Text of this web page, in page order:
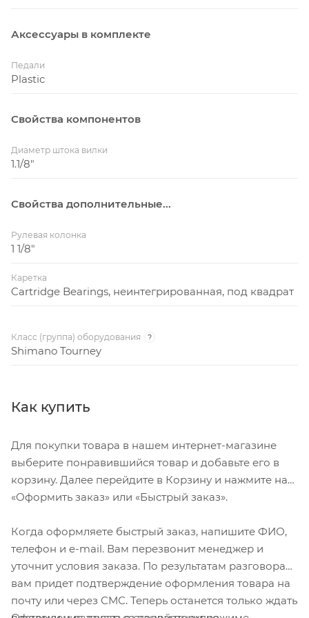
Аксессуары в комплекте
Педали
Plastic
Свойства компонентов
Диаметр штока вилки
1.1/8"
Свойства дополнительные...
Рулевая колонка
1 1/8"
Каретка
Cartridge Bearings, неинтегрированная, под квадрат
Класс (группа) оборудования ?
Shimano Tourney
Как купить
Для покупки товара в нашем интернет-магазине
выберите понравившийся товар и добавьте его в
корзину. Далее перейдите в Корзину и нажмите на
«Оформить заказ» или «Быстрый заказ».
Когда оформляете быстрый заказ, напишите ФИО,
телефон и e-mail. Вам перезвонит менеджер и
уточнит условия заказа. По результатам разговора
вам придет подтверждение оформления товара на
почту или через СМС. Теперь останется только ждать